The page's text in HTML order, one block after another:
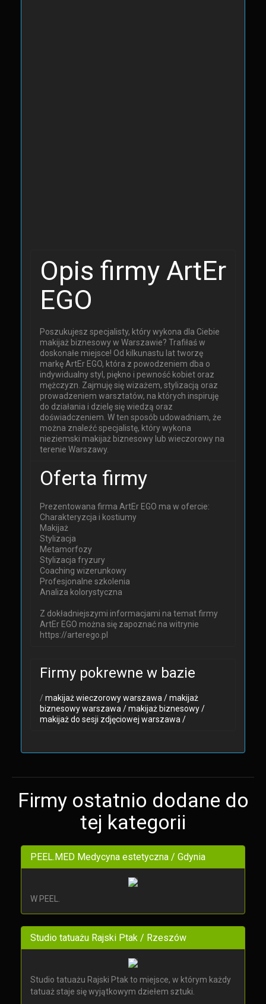
Opis firmy ArtEr
EGO
Poszukujesz specjalisty, który wykona dla Ciebie
makijaż biznesowy w Warszawie? Trafiłaś w
doskonałe miejsce! Od kilkunastu lat tworzę
markę ArtEr EGO, która z powodzeniem dba o
indywidualny styl, piękno i pewność kobiet oraz
mężczyzn. Zajmuję się wizażem, stylizacją oraz
prowadzeniem warsztatów, na których inspiruję
do działania i dzielę się wiedzą oraz
doświadczeniem. W ten sposób udowadniam, że
można znaleźć specjalistę, który wykona
nieziemski makijaż biznesowy lub wieczorowy na
terenie Warszawy.
Oferta firmy
Prezentowana firma ArtEr EGO ma w ofercie:
Charakteryzcja i kostiumy
Makijaż
Stylizacja
Metamorfozy
Stylizacja fryzury
Coaching wizerunkowy
Profesjonalne szkolenia
Analiza kolorystyczna
Z dokładniejszymi informacjami na temat firmy
ArtEr EGO można się zapoznać na witrynie
https://arterego.pl
Firmy pokrewne w bazie
/ makijaż wieczorowy warszawa /makijaż
biznesowy warszawa /makijaż biznesowy /
makijaż do sesji zdjęciowej warszawa /
Firmy ostatnio dodane do
tej kategorii
PEEL.MED Medycyna estetyczna / Gdynia
W PEEL.
Studio tatuażu Rajski Ptak / Rzeszów
Studio tatuażu Rajski Ptak to miejsce, w którym każdy
tatuaż staje się wyjątkowym dziełem sztuki.